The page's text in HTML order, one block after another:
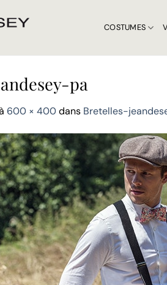
COSTUMES
pa
600 × 400dans Bretelles-